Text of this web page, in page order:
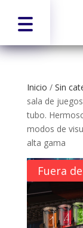
Inicio / Sin
sala de
tubo.
modos de
alta gama
Fuera